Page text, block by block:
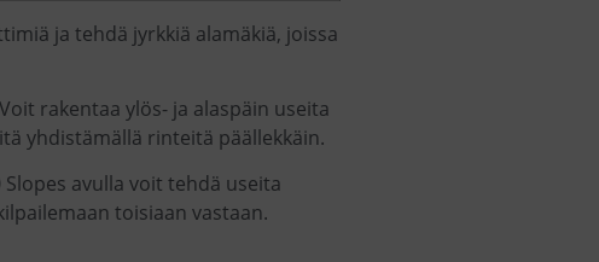
ja tehdä jyrkkiä alamäkiä, joissa
rakentaa ylös- ja alaspäin useita
yhdistämällä rinteitä päällekkäin.
avulla voit tehdä useita
toisiaan vastaan.